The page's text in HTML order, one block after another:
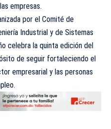
empresas.
por el Comité de
Industrial y de Sistemas
celebra la quinta edición del
de seguir fortaleciendo el
empresarial y las personas